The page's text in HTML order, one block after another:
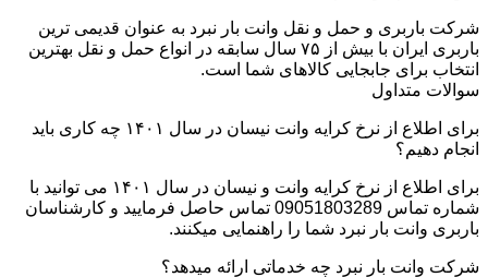
شرکت باربری و حمل و نقل وانت بار نبرد به عنوان قدیمی ترین
باربری ایران با بیش از ۷۵ سال سابقه در انواع حمل و نقل بهترین
انتخاب برای جابجایی کالاهای شما است.
سوالات متداول
برای اطلاع از نرخ کرایه وانت نیسان در سال ۱۴۰۱ چه کاری باید
انجام دهیم؟
برای اطلاع از نرخ کرایه وانت و نیسان در سال ۱۴۰۱ می توانید با
شماره تماس 09051803289 تماس حاصل فرمایید و کارشناسان
باربری وانت بار نبرد شما را راهنمایی میکنند.
شرکت وانت بار نبرد چه خدماتی ارائه میدهد؟